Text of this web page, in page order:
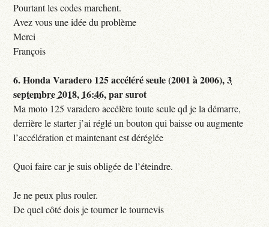
Pourtant les codes marchent.
Avez vous une idée du problème
Merci
François
6.Honda Varadero 125 accéléré seule (2001 à 2006),3
septembre 2018, 16:46,parsurot
Ma moto 125 varadero accélère toute seule qd je la démarre,
derrière le starter j’ai réglé un bouton qui baisse ou augmente
l’accélération et maintenant est déréglée
Quoi faire car je suis obligée de l’éteindre.
Je ne peux plus rouler.
De quel côté dois je tourner le tournevis